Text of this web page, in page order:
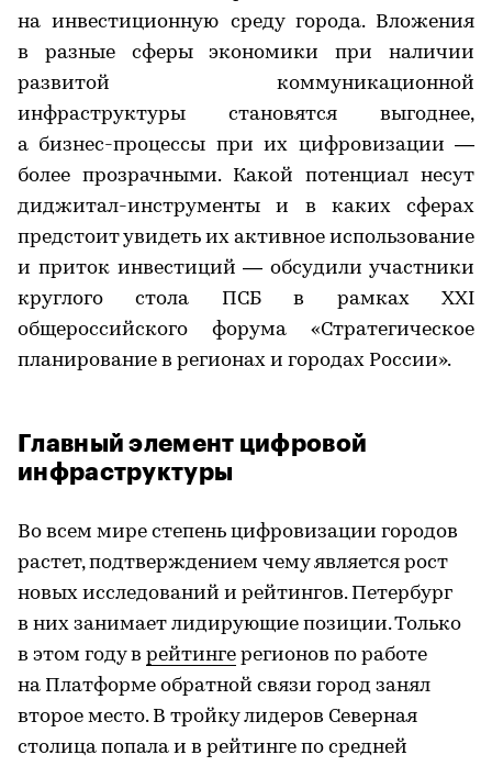
на инвестиционную среду города. Вложения
в разные сферы экономики при наличии
развитой коммуникационной
инфраструктуры становятся выгоднее,
а бизнес-процессы при их цифровизации —
более прозрачными. Какой потенциал несут
диджитал-инструменты и в каких сферах
предстоит увидеть их активное использование
и приток инвестиций — обсудили участники
круглого стола ПСБ в рамках XXI
общероссийского форума «Стратегическое
планирование в регионах и городах России».
Главный элемент цифровой
инфраструктуры
Во всем мире степень цифровизации городов
растет, подтверждением чему является рост
новых исследований и рейтингов. Петербург
в них занимает лидирующие позиции. Только
в этом году в рейтинге регионов по работе
на Платформе обратной связи город занял
второе место. В тройку лидеров Северная
столица попала и в рейтинге по средней